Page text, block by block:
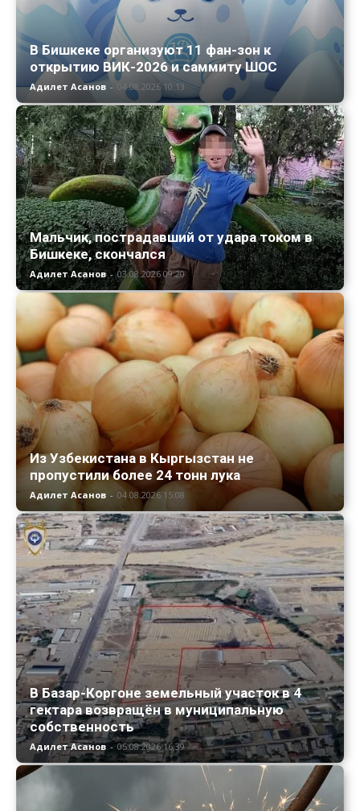
В Бишкеке организуют 11 фан-зон к
открытию ВИК-2026 и саммиту ШОС
Адилет Асанов - 04.08.2026 10:13
Мальчик, пострадавший от удара током в
Бишкеке, скончался
Адилет Асанов - 03.08.2026 09:20
Из Узбекистана в Кыргызстан не
пропустили более 24 тонн лука
Адилет Асанов - 04.08.2026 15:08
В Базар-Коргоне земельный участок в 4
гектара возвращён в муниципальную
собственность
Адилет Асанов - 05.08.2026 16:39